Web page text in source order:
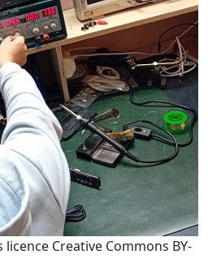
Creative Commons BY-